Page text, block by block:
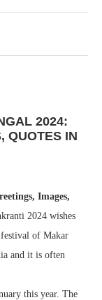
2024:
QUOTES IN
Images,
2024 wishes
festival of Makar
and it is often
this year. The